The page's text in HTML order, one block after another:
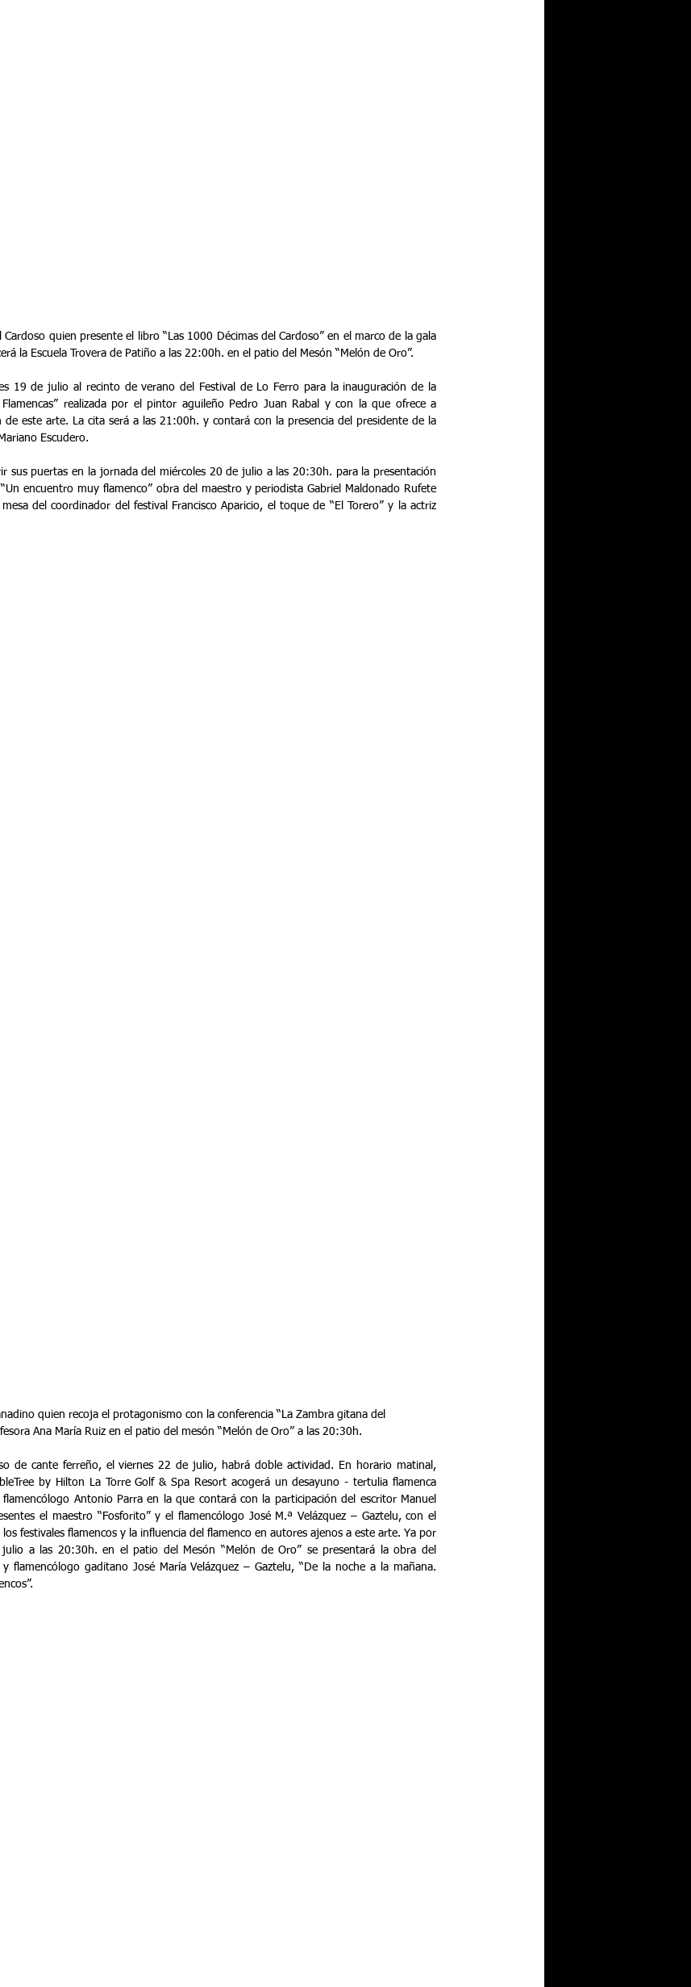
quien presente el libro “Las 1000 Décimas del Cardoso” en el marco de la gala
la Escuela Trovera de Patiño a las 22:00h. en el patio del Mesón “Melón de Oro”.
19 de julio al recinto de verano del Festival de Lo Ferro para la inauguración de la
realizada por el pintor aguileño Pedro Juan Rabal y con la que ofrece a
de este arte. La cita será a las 21:00h. y contará con la presencia del presidente de la
Escudero.
sus puertas en la jornada del miércoles 20 de julio a las 20:30h. para la presentación
encuentro muy flamenco” obra del maestro y periodista Gabriel Maldonado Rufete
del coordinador del festival Francisco Aparicio, el toque de “El Torero” y la actriz
quien recoja el protagonismo con la conferencia “La Zambra gitana del
Ana María Ruiz en el patio del mesón “Melón de Oro” a las 20:30h.
de cante ferreño, el viernes 22 de julio, habrá doble actividad. En horario matinal,
by Hilton La Torre Golf & Spa Resort acogerá un desayuno - tertulia flamenca
Antonio Parra en la que contará con la participación del escritor Manuel
el maestro “Fosforito” y el flamencólogo José M.ª Velázquez – Gaztelu, con el
festivales flamencos y la influencia del flamenco en autores ajenos a este arte. Ya por
a las 20:30h. en el patio del Mesón “Melón de Oro” se presentará la obra del
flamencólogo gaditano José María Velázquez – Gaztelu, “De la noche a la mañana.